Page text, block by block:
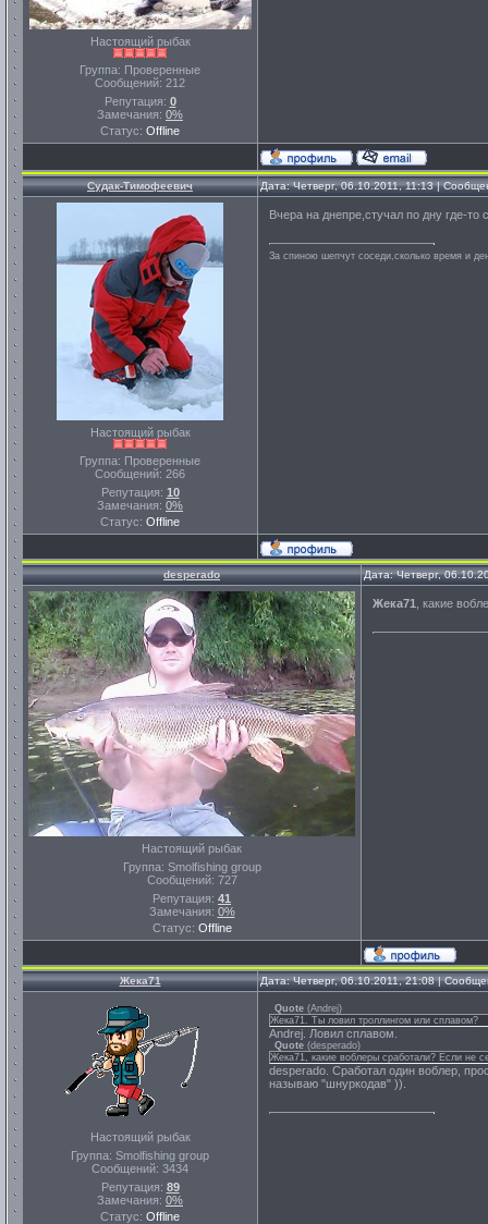
Настоящий рыбак
Группа: Проверенные
Сообщений: 212
Репутация: 0
Замечания: 0%
Статус: Offline
Судак-Тимофеевич Дата: Четверг, 06.10.2011, 11:13 |
Настоящий рыбак
Группа: Проверенные
Сообщений: 266
Репутация: 10
Замечания: 0%
Статус: Offline
Вчера на днепре,стучал по дну где-
За спиною шепчут соседи,сколько время и
desperado Дата: Четверг,
Настоящий рыбак
Группа: Smolfishing group
Сообщений: 727
Репутация: 41
Замечания: 0%
Статус: Offline
Жека71 , какие
Жека71 Дата: Четверг, 06.10.2011, 21:08 |
Настоящий рыбак
Группа: Smolfishing group
Сообщений: 3434
Репутация: 89
Замечания: 0%
Статус: Offline
Quote (Andrej)
Жека71. Ты ловил троллингом или сплавом?
Andrej. Ловил сплавом.
Quote (desperado)
Жека71, какие воблеры сработали? Если не
desperado. Сработал один воблер,
называю "шнуркодав" )).